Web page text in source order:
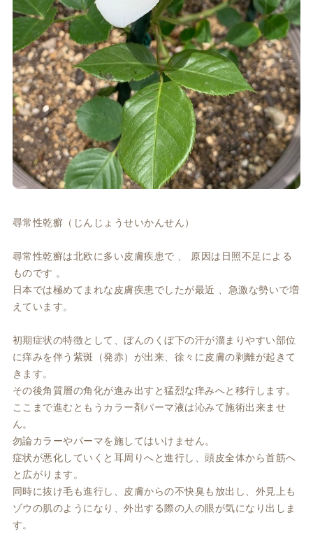
尋常性乾癬（じんじょうせいかんせん）
尋常性乾癬は北欧に多い皮膚疾患で 、 原因は日照不足による
ものです 。
日本では極めてまれな皮膚疾患でしたが最近 、急激な勢いで増
えています。
初期症状の特徴として、ぼんのくぼ下の汗が溜まりやすい部位
に痒みを伴う紫斑（発赤）が出来、徐々に皮膚の剥離が起きて
きます。
その後角質層の角化が進み出すと猛烈な痒みへと移行します。
ここまで進むともうカラー剤パーマ液は沁みて施術出来ませ
ん。
勿論カラーやパーマを施してはいけません。
症状が悪化していくと耳周りへと進行し、頭皮全体から首筋へ
と広がります。
同時に抜け毛も進行し、皮膚からの不快臭も放出し、外見上も
ゾウの肌のようになり、外出する際の人の眼が気になり出しま
す。